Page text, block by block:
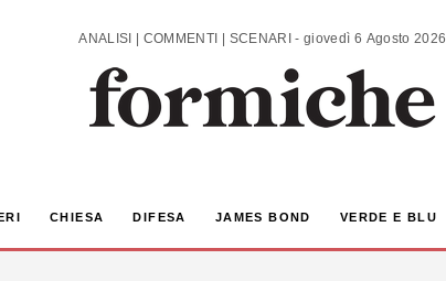
ANALISI | COMMENTI | SCENARI - giovedì 6 Agosto 2026
CHIESA DIFESA JAMES BOND VERDE E BLU